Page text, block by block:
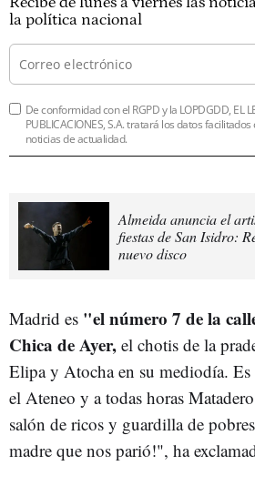
la política nacional
De conformidad con el RGPD y la LOPDGDD, EL
PUBLICACIONES, S.A. tratará los datos
noticias de actualidad.
Almeida anuncia el
fiestas de San Isidro:
nuevo disco
Madrid es "el número 7 de la
Chica de Ayer, el chotis de la
Elipa y Atocha en su mediodía.
el Ateneo y a todas horas
salón de ricos y guardilla de
madre que nos parió!", ha